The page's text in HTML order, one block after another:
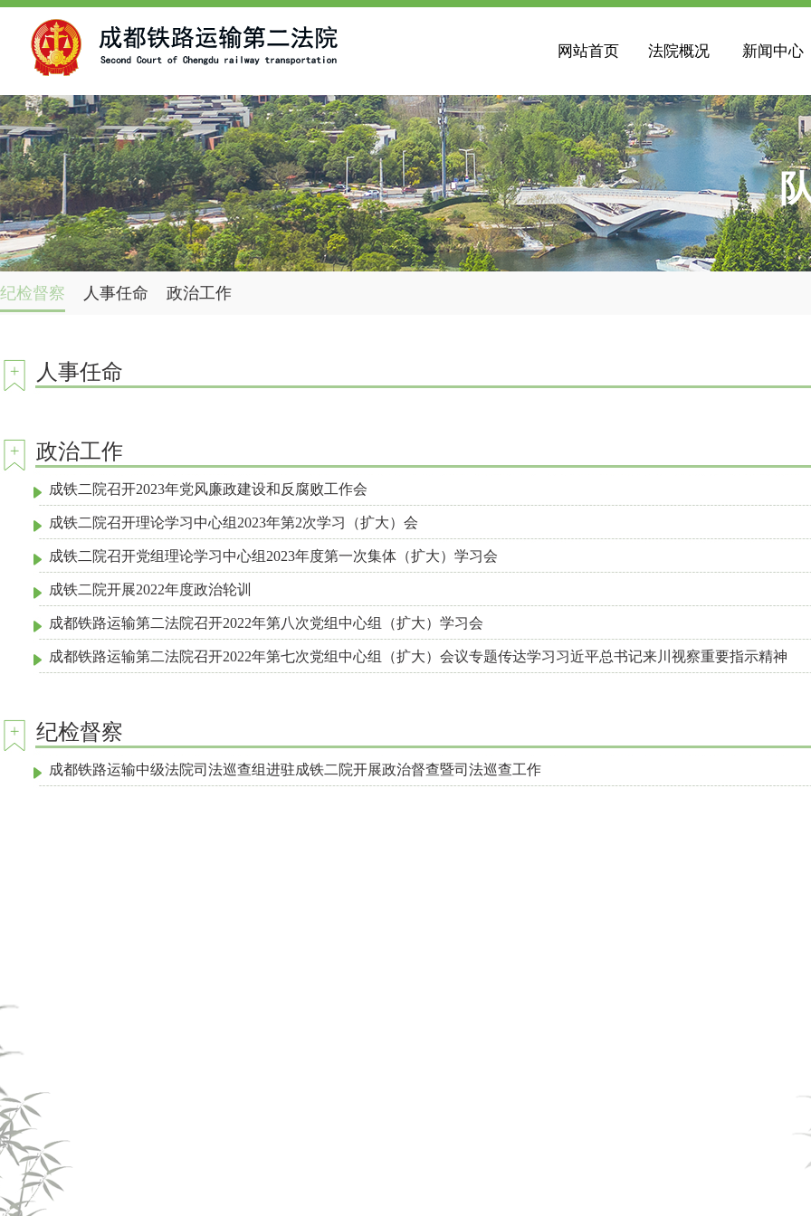
网站首页 法院概况 新闻中心
纪检督察 人事任命 政治工作
人事任命
政治工作
成铁二院召开2023年党风廉政建设和反腐败工作会
成铁二院召开理论学习中心组2023年第2次学习（扩大）会
成铁二院召开党组理论学习中心组2023年度第一次集体（扩大）学习会
成铁二院开展2022年度政治轮训
成都铁路运输第二法院召开2022年第八次党组中心组（扩大）学习会
成都铁路运输第二法院召开2022年第七次党组中心组（扩大）会议专题传达学习习近平总书记来川视察重要指示精神
纪检督察
成都铁路运输中级法院司法巡查组进驻成铁二院开展政治督查暨司法巡查工作